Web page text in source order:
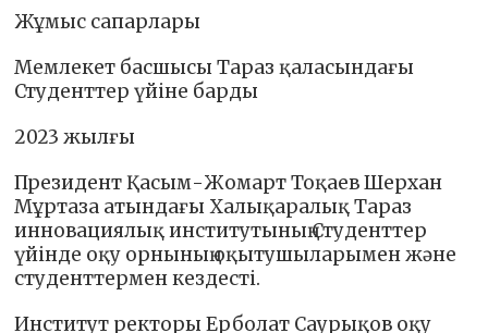
Жұмыс сапарлары
Мемлекет басшысы Тараз қаласындағы
Студенттер үйіне барды
2023 жылғы
Президент Қасым-Жомарт Тоқаев Шерхан
Мұртаза атындағы Халықаралық Тараз
инновациялық институтының Студенттер
үйінде оқу орнының оқытушыларымен және
студенттермен кездесті.
Институт ректоры Ерболат Саурықов оқу